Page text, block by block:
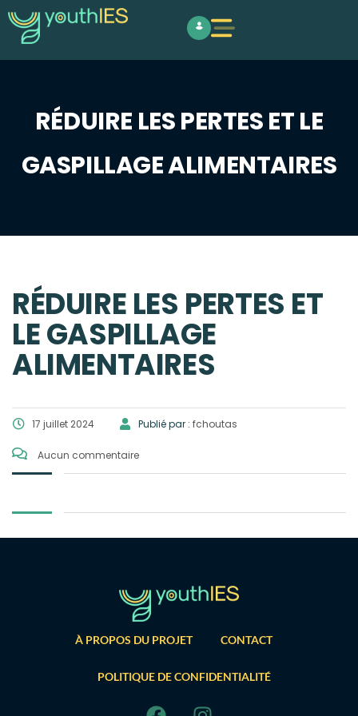
RÉDUIRE LES PERTES ET LE
GASPILLAGE ALIMENTAIRES
RÉDUIRE LES PERTES ET
LE GASPILLAGE
ALIMENTAIRES
17 juillet 2024 Publié par : fchoutas
Aucun commentaire
À PROPOS DU PROJET CONTACT
POLITIQUE DE CONFIDENTIALITÉ